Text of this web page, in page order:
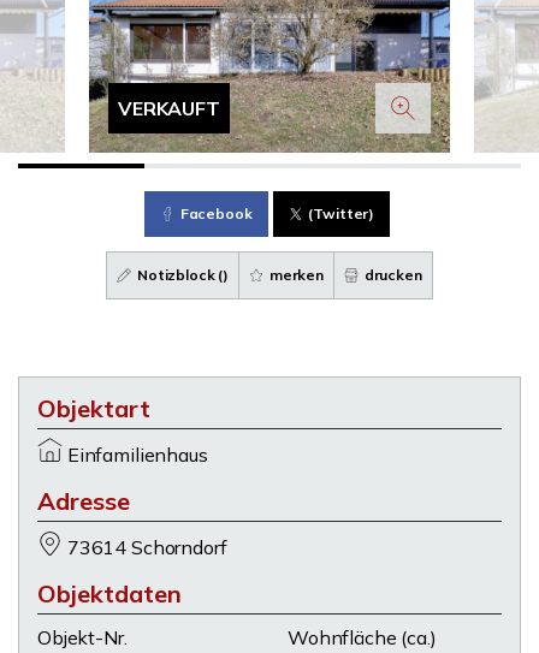
VERKAUFT
Facebook (Twitter)
Notizblock () merken drucken
Objektart
Einfamilienhaus
Adresse
73614 Schorndorf
Objektdaten
Objekt-Nr.
Wohnfläche (ca.)